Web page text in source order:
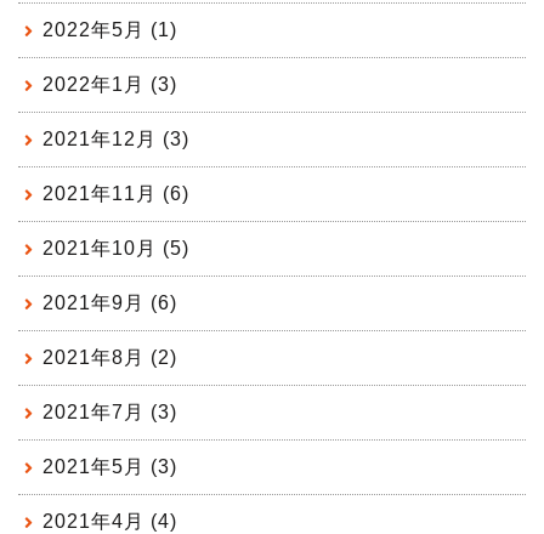
2022年5月 (1)
2022年1月 (3)
2021年12月 (3)
2021年11月 (6)
2021年10月 (5)
2021年9月 (6)
2021年8月 (2)
2021年7月 (3)
2021年5月 (3)
2021年4月 (4)